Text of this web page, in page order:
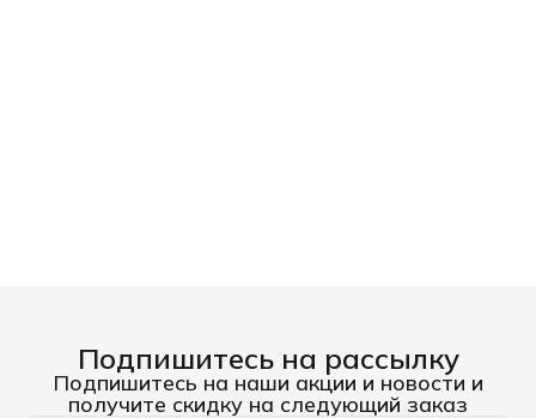
Подпишитесь на рассылку
Подпишитесь на наши акции и новости и
получите скидку на следующий заказ